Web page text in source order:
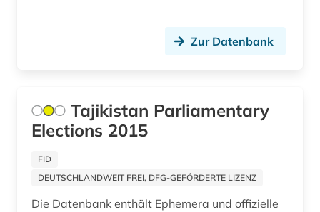
Zur Datenbank
Tajikistan Parliamentary
Elections 2015
FID
DEUTSCHLANDWEIT FREI, DFG-GEFÖRDERTE LIZENZ
Die Datenbank enthält Ephemera und offizielle